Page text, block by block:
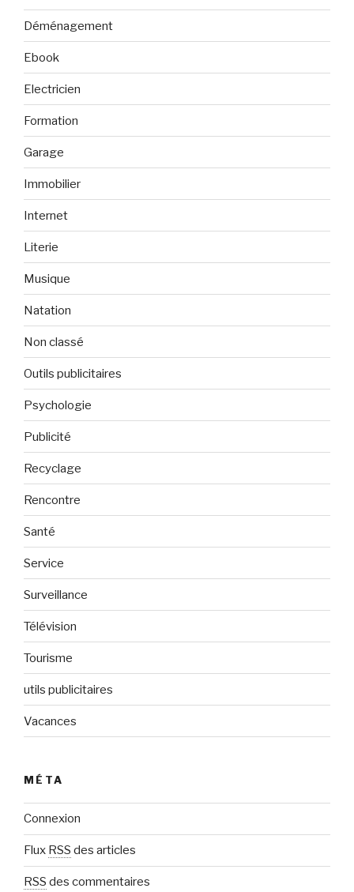
Déménagement
Ebook
Electricien
Formation
Garage
Immobilier
Internet
Literie
Musique
Natation
Non classé
Outils publicitaires
Psychologie
Publicité
Recyclage
Rencontre
Santé
Service
Surveillance
Télévision
Tourisme
utils publicitaires
Vacances
MÉTA
Connexion
Flux RSS des articles
RSS des commentaires